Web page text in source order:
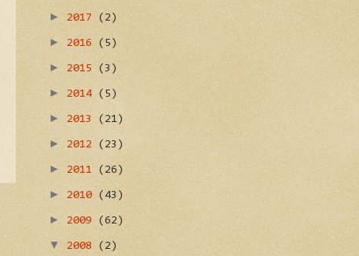
► 2017 (2)
► 2016 (5)
► 2015 (3)
► 2014 (5)
► 2013 (21)
► 2012 (23)
► 2011 (26)
► 2010 (43)
► 2009 (62)
▼ 2008 (2)